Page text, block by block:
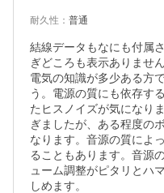
耐久性 ： 普通
結線データもなにも付属
ぎどころも表示ありませ
電気の知識が多少ある方
う。電源の質にも依存す
たヒスノイズが気になり
ぎましたが、ある程度の
なります。音源の質によ
ることもあります。音源
ューム調整がピタリとハ
しめます。